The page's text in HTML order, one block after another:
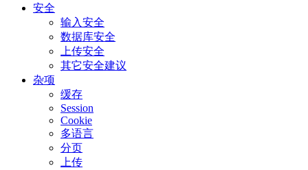
安全
输入安全
数据库安全
上传安全
其它安全建议
杂项
缓存
Session
Cookie
多语言
分页
上传